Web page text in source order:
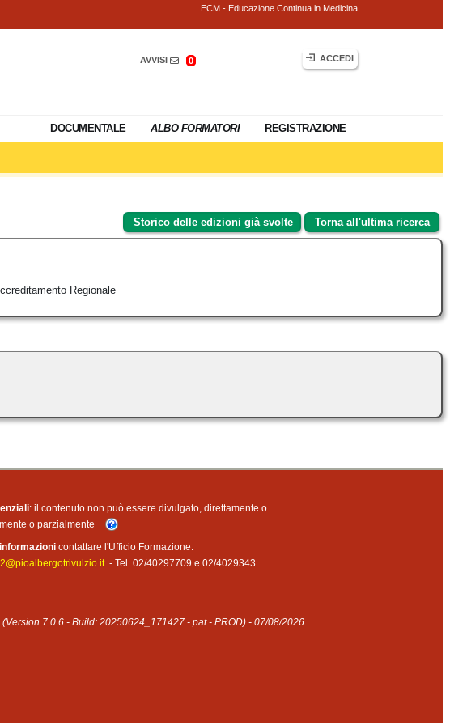
ECM - Educazione Continua in Medicina
AVVISI 0 ACCEDI
DOCUMENTALE ALBO FORMATORI REGISTRAZIONE
Storico delle edizioni già svolte Torna all'ultima ricerca
Regionale
: il contenuto non può essere divulgato, direttamente o
o parzialmente
informazioni contattare l'Ufficio Formazione:
- Tel. 02/40297709 e 02/4029343
(Version 7.0.6 - Build: 20250624_171427 - pat - PROD) - 07/08/2026